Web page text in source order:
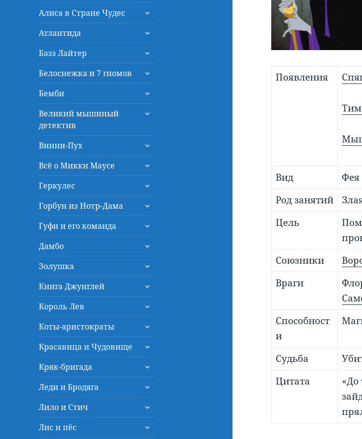
меню
Алиса в Стране Чудес
раскрыть
меню
Атлантида
раскрыть
меню
Базз Лайтер
раскрыть
меню
Белоснежка и 7 гномов
раскрыть
меню
Бемби
раскрыть
меню
Великий мышиный
детектив
раскрыть
Винни-Пух
раскрыть
меню
Всё о Микки Маусе
раскрыть
меню
Геркулес
раскрыть
меню
Горбун из Нотр-Дама
раскрыть
меню
Гуфи и его команда
раскрыть
меню
Дамбо
раскрыть
меню
Золушка
раскрыть
меню
Книга Джунглей
раскрыть
меню
Король Лев
раскрыть
меню
Коты-аристократы
раскрыть
меню
Красавица и Чудовище
раскрыть
меню
Кряк-бригада
раскрыть
меню
Леди и Бродяга
раскрыть
меню
Лило и Стич
раскрыть
меню
Лис и пёс
раскрыть
Появления
Вид
Фея
Род занятий
Цель
Союзники
Враги
Способност
и
Судьба
Цитата
«До